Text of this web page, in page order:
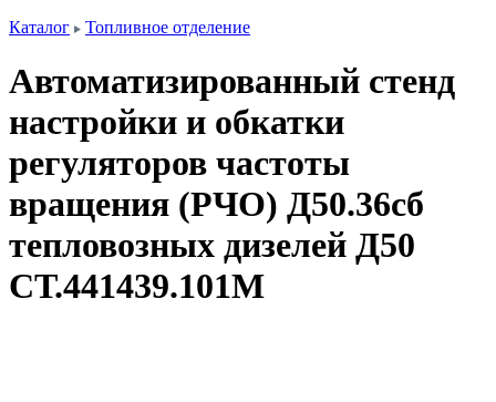
Каталог
Топливное отделение
Автоматизированный стенд
настройки и обкатки
регуляторов частоты
вращения (РЧО) Д50.36сб
тепловозных дизелей Д50
СТ.441439.101М